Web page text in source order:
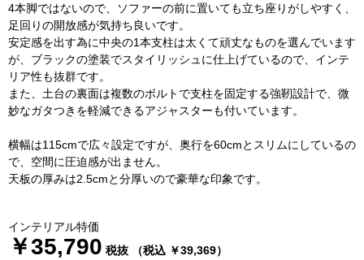
4本脚ではないので、ソファーの前に置いても立ち座りがしやすく、
足回りの開放感が気持ち良いです。
安定感を出す為に中央の1本支柱は太くて頑丈なものを選んでいます
が、ブラックの塗装でスタイリッシュに仕上げているので、インテ
リア性も抜群です。
また、土台の裏面は複数のボルトで支柱を固定する強靭設計で、微
妙なガタつきを軽減できるアジャスターも付いています。
横幅は115cmで広々設定ですが、奥行を60cmとスリムにしているの
で、空間に圧迫感が出ません。
天板の厚みは2.5cmと分厚いので豪華な印象です。
インテリアル特価
￥35,790 税抜 （税込 ￥39,369）